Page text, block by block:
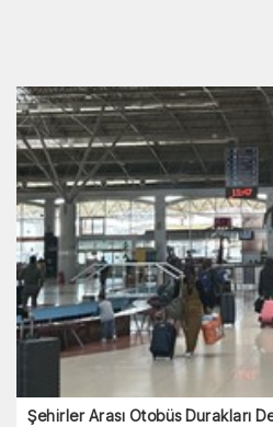
Şehirler Arası Otobüs Durakları